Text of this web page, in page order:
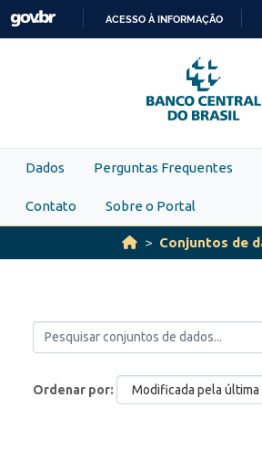
Skip to main content
PARA
O
CONTEÚDO
ACESSO À INFORMAÇÃO
Dados Perguntas Frequentes
Contato Sobre o Portal
Conjuntos de
Ordenar por